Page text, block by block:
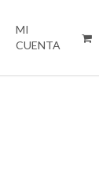
MI
CUENTA